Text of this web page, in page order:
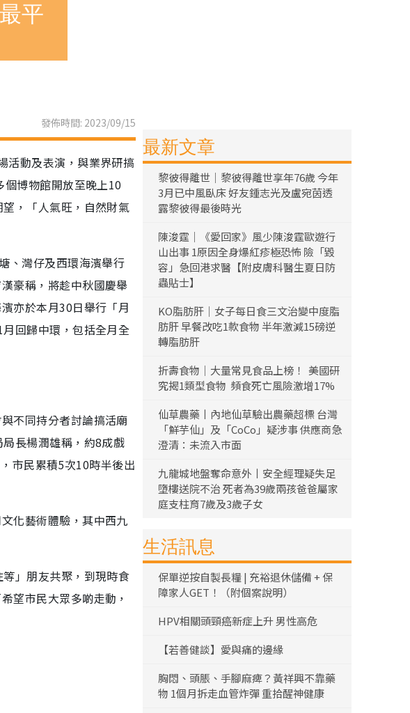
平
發佈時間: 2023/09/15
活動及表演，與業界研搞
博物館開放至晚上10
，「人氣旺，自然財氣
、灣仔及西環海濱舉行
豪稱，將趁中秋國慶舉
亦於本月30日舉行「月
回歸中環，包括全月全
不同持分者討論搞活廟
長楊潤雄稱，約8成戲
市民累積5次10時半後出
化藝術體驗，其中西九
」朋友共聚，到現時食
望市民大眾多啲走動，
最新文章
黎彼得離世｜黎彼得離世享年76歲 今年
3月已中風臥床 好友鍾志光及盧宛茵透
露黎彼得最後時光
陳浚霆｜《愛回家》風少陳浚霆歐遊行
山出事 1原因全身爆紅疹極恐怖 險「毀
容」急回港求醫【附皮膚科醫生夏日防
蟲貼士】
KO脂肪肝｜女子每日食三文治變中度脂
肪肝 早餐改吃1款食物 半年激減15磅逆
轉脂肪肝
折壽食物｜大量常見食品上榜！ 美國研
究揭1類型食物 頻食死亡風險激增17%
仙草農藥丨內地仙草驗出農藥超標 台灣
「鮮芋仙」及「CoCo」疑涉事 供應商急
澄清：未流入市面
九龍城地盤奪命意外丨安全經理疑失足
墮樓送院不治 死者為39歲兩孩爸爸屬家
庭支柱育7歲及3歲子女
生活訊息
保單逆按自製長糧 | 充裕退休儲備 + 保
障家人GET！（附個案說明）
HPV相關頭頸癌新症上升 男性高危
【若善健談】愛與痛的邊緣
胸悶、頭脹、手腳麻痺？黃祥興不靠藥
物 1個月拆走血管炸彈 重拾醒神健康